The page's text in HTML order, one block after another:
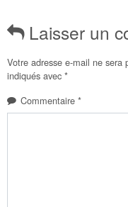
Laisser un
Votre adresse e-mail ne sera
indiqués avec *
Commentaire *